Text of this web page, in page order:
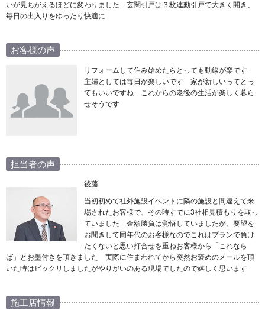
いが見ちがえるほどに変わりました 玄関引戸は３枚連動引戸で大きく開き、
毎日の出入りをゆったり快適に
お客様の声
リフォームして住み始めたらとっても動線が楽です
主婦としては毎日が楽しいです 家が新しいってとっ
てもいいですね これからの老後の生活が楽しく暮ら
せそうです
担当者の声
後藤
当初初めて社外施設イベントに隣の施設と間違えて来
場されたお客様で、その時すでに3社相見積もりを取っ
ていました 金額勝負は覚悟していましたが、要望を
お聞きして同年代のお客様なのでこれはプランで負け
たくないと思い打合せを重ねお客様から「これなら
ば」とお墨付きを頂きました 実際に住まわれてから突然お褒めのメールを頂
いた時はビックリしましたがやりがいのある現場でしたので嬉しく思います
施工店情報